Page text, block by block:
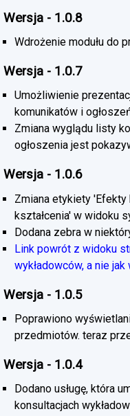
Wersja - 1.0.8
Wdrożenie modułu do
Wersja - 1.0.7
Umożliwienie
komunikatów i
Zmiana wyglądu listy
ogłoszenia jest
Wersja - 1.0.6
Zmiana etykiety 'Efekty
kształcenia' w widoku
Dodana zebra w
Link powrót z widoku
wykładowców, a nie
Wersja - 1.0.5
Poprawiono
przedmiotów. teraz
Wersja - 1.0.4
Dodano usługę, która
konsultacjach